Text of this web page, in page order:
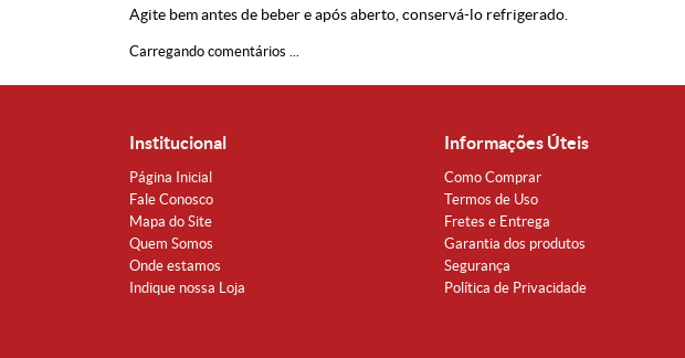
Agite bem antes de beber e após aberto, conservá-lo refrigerado.
Carregando comentários ...
Institucional
Página Inicial
Fale Conosco
Mapa do Site
Quem Somos
Onde estamos
Indique nossa Loja
Informações Úteis
Como Comprar
Termos de Uso
Fretes e Entrega
Garantia dos produtos
Segurança
Política de Privacidade